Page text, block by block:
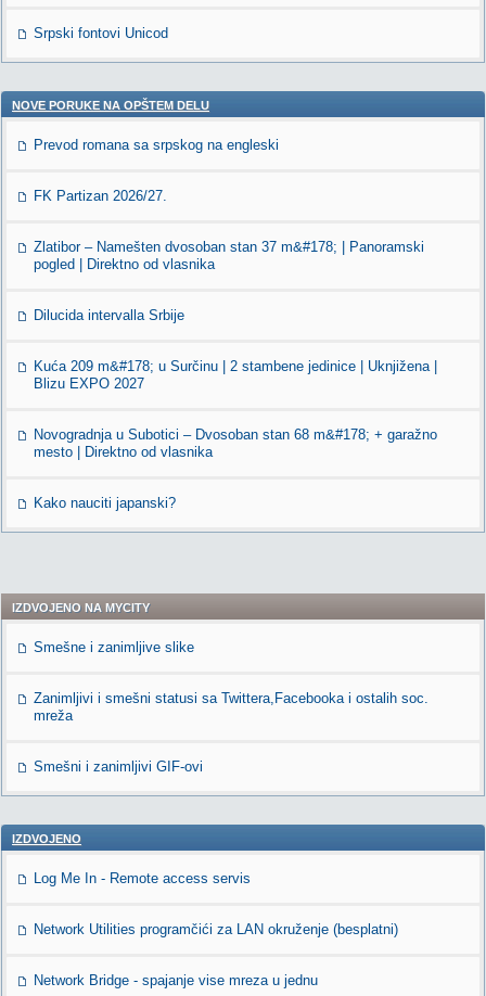
Srpski fontovi Unicod
NOVE PORUKE NA OPŠTEM DELU
Prevod romana sa srpskog na engleski
FK Partizan 2026/27.
Zlatibor – Namešten dvosoban stan 37 m&#178; | Panoramski
pogled | Direktno od vlasnika
Dilucida intervalla Srbije
Kuća 209 m&#178; u Surčinu | 2 stambene jedinice | Uknjižena |
Blizu EXPO 2027
Novogradnja u Subotici – Dvosoban stan 68 m&#178; + garažno
mesto | Direktno od vlasnika
Kako nauciti japanski?
IZDVOJENO NA MYCITY
Smešne i zanimljive slike
Zanimljivi i smešni statusi sa Twittera,Facebooka i ostalih soc.
mreža
Smešni i zanimljivi GIF-ovi
IZDVOJENO
Log Me In - Remote access servis
Network Utilities programčići za LAN okruženje (besplatni)
Network Bridge - spajanje vise mreza u jednu